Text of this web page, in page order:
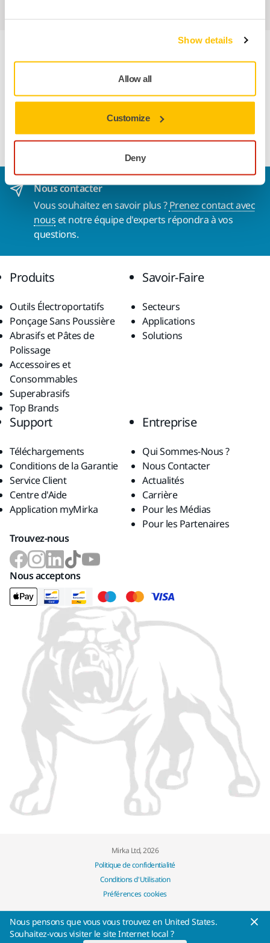
Show details
Allow all
Customize
Deny
Informations produit
Détails techniques
Unité de garde MPP2401 pour Mirka® PBS 13
Nous contacter
Vous souhaitez en savoir plus ?Prenez contact avec
nous et notre équipe d'experts répondra à vos
questions.
Produits
Outils Électroportatifs
Ponçage Sans Poussière
Abrasifs et Pâtes de
Polissage
Accessoires et
Consommables
Superabrasifs
Top Brands
Savoir-Faire
Secteurs
Applications
Solutions
Support
Téléchargements
Conditions de la Garantie
Service Client
Centre d'Aide
Application myMirka
Entreprise
Qui Sommes-Nous ?
Nous Contacter
Actualités
Carrière
Pour les Médias
Pour les Partenaires
Trouvez-nous
Nous acceptons
Mirka Ltd, 2026
Politique de confidentialité
Conditions d'Utilisation
Préférences cookies
Nous pensons que vous vous trouvez en United States.
Souhaitez-vous visiter le site Internet local ?